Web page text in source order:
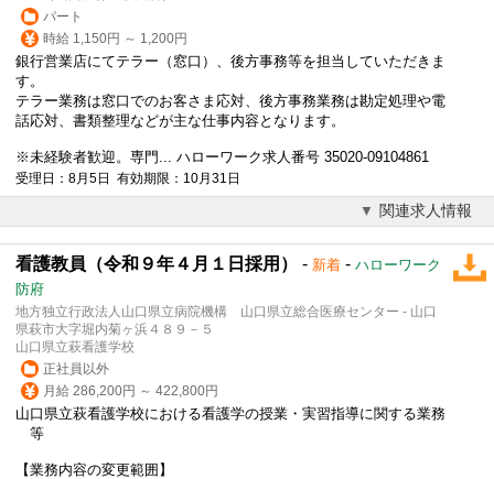
パート
時給 1,150円 ～ 1,200円
銀行営業店にてテラー（窓口）、後方事務等を担当していただきま
す。
テラー業務は窓口でのお客さま応対、後方事務業務は勘定処理や電
話応対、書類整理などが主な仕事内容となります。
※未経験者歓迎。専門... ハローワーク求人番号 35020-09104861
受理日：8月5日 有効期限：10月31日
関連求人情報
看護教員（令和９年４月１日採用） - 新着 - ハローワーク
防府
地方独立行政法人山口県立病院機構 山口県立総合医療センター - 山口
県萩市大字堀内菊ヶ浜４８９－５
山口県立萩看護学校
正社員以外
月給 286,200円 ～ 422,800円
山口県立萩看護学校における看護学の授業・実習指導に関する業務
等
【業務内容の変更範囲】